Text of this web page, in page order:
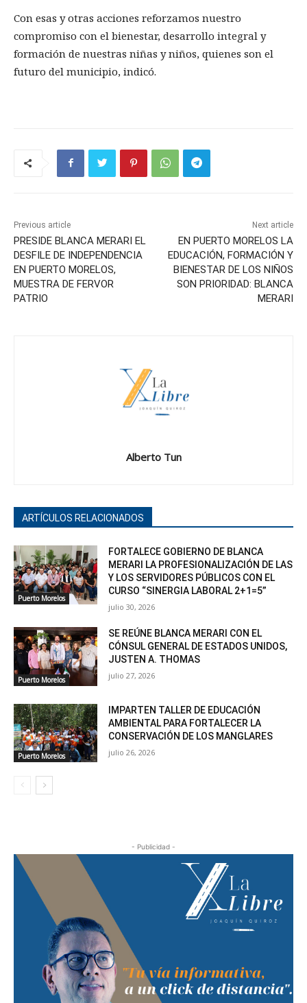
Con esas y otras acciones reforzamos nuestro
compromiso con el bienestar, desarrollo integral y
formación de nuestras niñas y niños, quienes son el
futuro del municipio, indicó.
Previous article
PRESIDE BLANCA MERARI EL
DESFILE DE INDEPENDENCIA
EN PUERTO MORELOS,
MUESTRA DE FERVOR
PATRIO
Next article
EN PUERTO MORELOS LA
EDUCACIÓN, FORMACIÓN Y
BIENESTAR DE LOS NIÑOS
SON PRIORIDAD: BLANCA
MERARI
Alberto Tun
ARTÍCULOS RELACIONADOS
Puerto Morelos
FORTALECE GOBIERNO DE BLANCA
MERARI LA PROFESIONALIZACIÓN DE LAS
Y LOS SERVIDORES PÚBLICOS CON EL
CURSO “SINERGIA LABORAL 2+1=5”
julio 30, 2026
Puerto Morelos
SE REÚNE BLANCA MERARI CON EL
CÓNSUL GENERAL DE ESTADOS UNIDOS,
JUSTEN A. THOMAS
julio 27, 2026
Puerto Morelos
IMPARTEN TALLER DE EDUCACIÓN
AMBIENTAL PARA FORTALECER LA
CONSERVACIÓN DE LOS MANGLARES
julio 26, 2026
- Publicidad -